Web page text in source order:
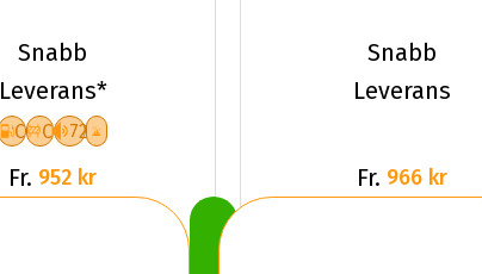
TW401 XL
Friktion
2026
Snabb
Leverans*
C C 72
Fr. 952 kr
ICE
LEOPARD
STUDDED
Snabb
Leverans
Fr. 966 kr